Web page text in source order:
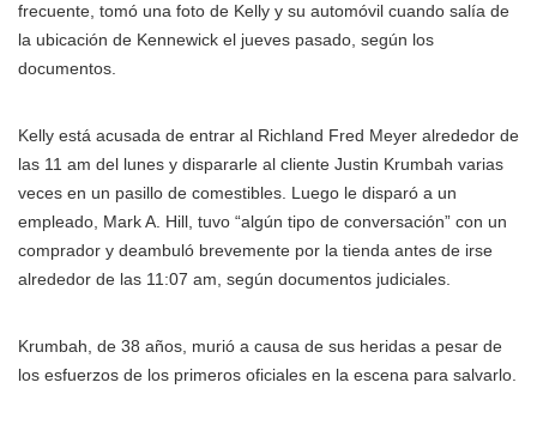
frecuente, tomó una foto de Kelly y su automóvil cuando salía de
la ubicación de Kennewick el jueves pasado, según los
documentos.
Kelly está acusada de entrar al Richland Fred Meyer alrededor de
las 11 am del lunes y dispararle al cliente Justin Krumbah varias
veces en un pasillo de comestibles. Luego le disparó a un
empleado, Mark A. Hill, tuvo “algún tipo de conversación” con un
comprador y deambuló brevemente por la tienda antes de irse
alrededor de las 11:07 am, según documentos judiciales.
Krumbah, de 38 años, murió a causa de sus heridas a pesar de
los esfuerzos de los primeros oficiales en la escena para salvarlo.